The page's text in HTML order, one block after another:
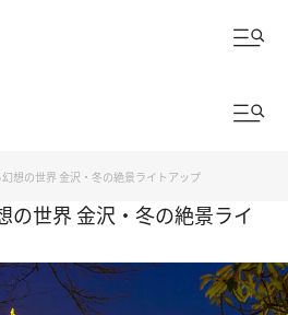
想の世界 金沢・冬の絶景ライトアップ
の絶景ライ